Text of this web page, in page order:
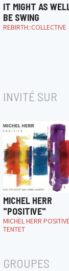
IT MIGHT AS
BE SWING
REBIRTH::COLLECTIVE
INVITÉ SUR
MICHEL HERR
"POSITIVE"
MICHEL HERR
TENTET
GROUPES